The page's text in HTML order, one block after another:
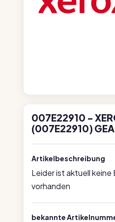
007E22910 -
(007E22910)
Artikelbeschreibung
Leider ist aktuell keine
vorhanden
bekannte